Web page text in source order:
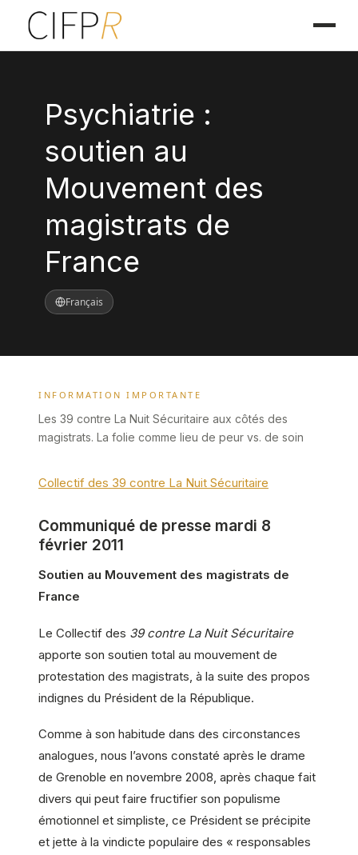
Psychiatrie :
soutien au
Mouvement des
magistrats de
France
Français
INFORMATION IMPORTANTE
Les 39 contre La Nuit Sécuritaire aux côtés des
magistrats. La folie comme lieu de peur vs. de soin
Collectif des 39 contre La Nuit Sécuritaire
Communiqué de presse mardi 8
février 2011
Soutien au Mouvement des magistrats de
France
Le Collectif des 39 contre La Nuit Sécuritaire
apporte son soutien total au mouvement de
protestation des magistrats, à la suite des propos
indignes du Président de la République.
Comme à son habitude dans des circonstances
analogues, nous l’avons constaté après le drame
de Grenoble en novembre 2008, après chaque fait
divers qui peut faire fructifier son populisme
émotionnel et simpliste, ce Président se précipite
et jette à la vindicte populaire des « responsables